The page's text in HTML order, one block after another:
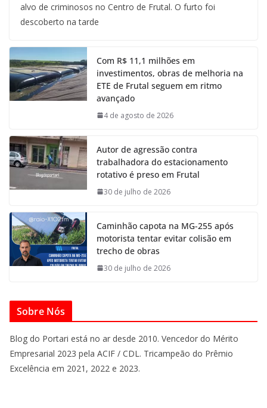
alvo de criminosos no Centro de Frutal. O furto foi
descoberto na tarde
Com R$ 11,1 milhões em
investimentos, obras de melhoria na
ETE de Frutal seguem em ritmo
avançado
4 de agosto de 2026
Autor de agressão contra
trabalhadora do estacionamento
rotativo é preso em Frutal
30 de julho de 2026
Caminhão capota na MG-255 após
motorista tentar evitar colisão em
trecho de obras
30 de julho de 2026
Sobre Nós
Blog do Portari está no ar desde 2010. Vencedor do Mérito
Empresarial 2023 pela ACIF / CDL. Tricampeão do Prêmio
Excelência em 2021, 2022 e 2023.